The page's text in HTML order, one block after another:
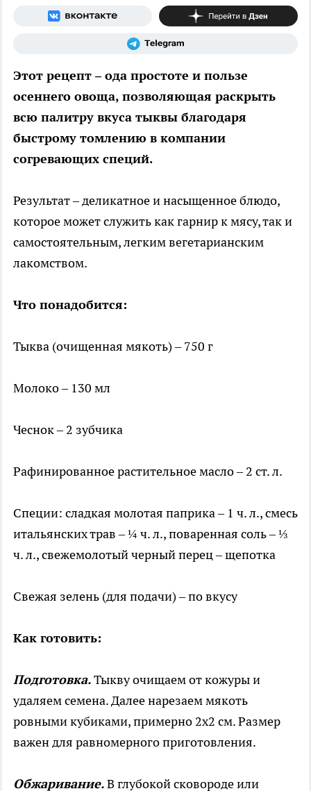
Этот рецепт – ода простоте и пользе
осеннего овоща, позволяющая раскрыть
всю палитру вкуса тыквы благодаря
быстрому томлению в компании
согревающих специй.
Результат – деликатное и насыщенное блюдо,
которое может служить как гарнир к мясу, так и
самостоятельным, легким вегетарианским
лакомством.
Что понадобится:
Тыква (очищенная мякоть) – 750 г
Молоко – 130 мл
Чеснок – 2 зубчика
Рафинированное растительное масло – 2 ст. л.
Специи: сладкая молотая паприка – 1 ч. л., смесь
итальянских трав – ¼ ч. л., поваренная соль – ⅓
ч. л., свежемолотый черный перец – щепотка
Свежая зелень (для подачи) – по вкусу
Как готовить:
Подготовка.Тыкву очищаем от кожуры и
удаляем семена. Далее нарезаем мякоть
ровными кубиками, примерно 2х2 см. Размер
важен для равномерного приготовления.
Обжаривание.В глубокой сковороде или